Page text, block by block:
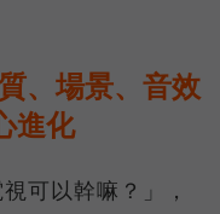
、場景、音效
進化
可以幹嘛？」，